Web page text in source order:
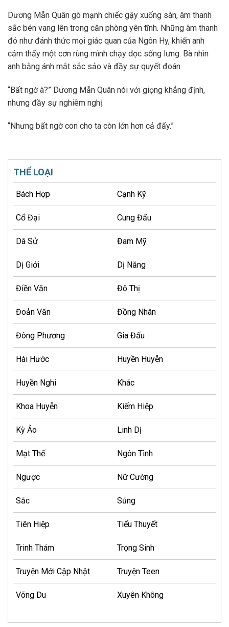
Dương Mẫn Quân gõ mạnh chiếc gậy xuống sàn, âm thanh
sắc bén vang lên trong căn phòng yên tĩnh. Những âm thanh
đó như đánh thức mọi giác quan của Ngôn Hy, khiến anh
cảm thấy một cơn rùng mình chạy dọc sống lưng. Bà nhìn
anh bằng ánh mắt sắc sảo và đầy sự quyết đoán
“Bất ngờ à?” Dương Mẫn Quân nói với giọng khẳng định,
nhưng đầy sự nghiêm nghị.
“Nhưng bất ngờ con cho ta còn lớn hơn cả đấy.”
THỂ LOẠI
Bách Hợp Cạnh Kỹ
Cổ Đại Cung Đấu
Dã Sử Đam Mỹ
Dị Giới Dị Năng
Điền Văn Đô Thị
Đoản Văn Đồng Nhân
Đông Phương Gia Đấu
Hài Hước Huyền Huyễn
Huyền Nghi Khác
Khoa Huyễn Kiếm Hiệp
Kỳ Ảo Linh Dị
Mạt Thế Ngôn Tình
Ngược Nữ Cường
Sắc Sủng
Tiên Hiệp Tiểu Thuyết
Trinh Thám Trọng Sinh
Truyện Mới Cập Nhật Truyện Teen
Võng Du Xuyên Không